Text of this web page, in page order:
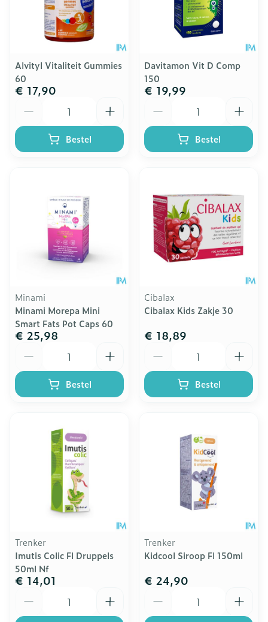
Alvityl Vitaliteit Gummies
60
€ 17,90
Bestel
Davitamon Vit D Comp
150
€ 19,99
Bestel
Minami
Minami Morepa Mini
Smart Fats Pot Caps 60
€ 25,98
Bestel
Cibalax
Cibalax Kids Zakje 30
€ 18,89
Bestel
Trenker
Imutis Colic Fl Druppels
50ml Nf
€ 14,01
Trenker
Kidcool Siroop Fl 150ml
€ 24,90